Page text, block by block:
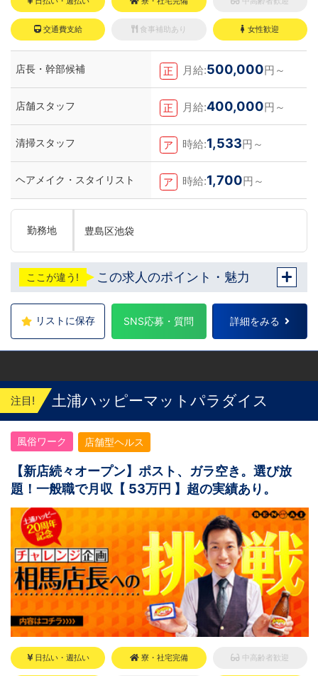
交通費支給 食事補助あり 女性歓迎
店長・幹部候補 正 月給:500,000円～
店舗スタッフ 正 月給:400,000円～
清掃スタッフ ア 時給:1,533円～
ヘアメイク・スタイリスト ア 時給:1,700円～
勤務地 豊島区池袋
ここが違う! この求人のポイント・魅力
リストに保存 SNS応募・質問 詳細をみる
注目! 土浦ハッピーマットパラダイス
風俗ワーク 店舗型ヘルス
【新店続々オープン】ポスト、ガラ空き。選び放
題！一般職で月収【 53万円 】超の実績あり。
日払い・週払い 寮・社宅完備 中高齢者歓迎